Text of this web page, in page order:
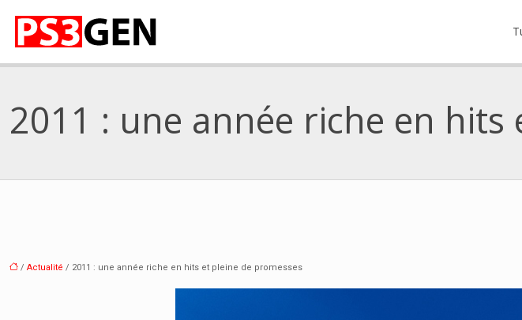
2011 : une année riche en hits
/ Actualité / 2011 : une année riche en hits et pleine de promesses